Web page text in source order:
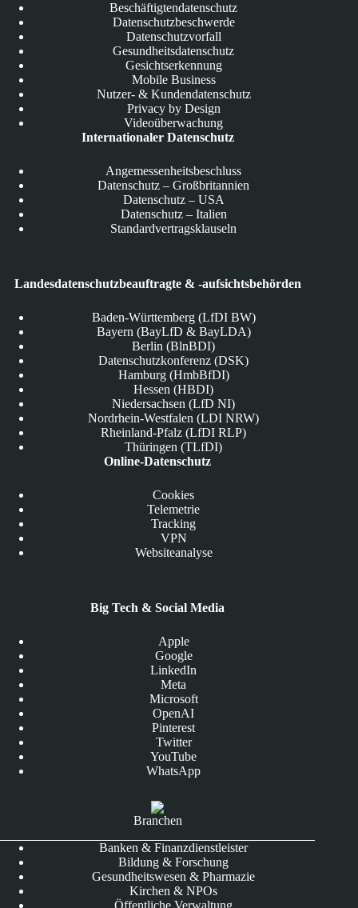
Beschäftigtendatenschutz
Datenschutzbeschwerde
Datenschutzvorfall
Gesundheitsdatenschutz
Gesichtserkennung
Mobile Business
Nutzer- & Kundendatenschutz
Privacy by Design
Videoüberwachung
Internationaler Datenschutz
Angemessenheitsbeschluss
Datenschutz – Großbritannien
Datenschutz – USA
Datenschutz – Italien
Standardvertragsklauseln
Landesdatenschutzbeauftragte & -aufsichtsbehörden
Baden-Württemberg (LfDI BW)
Bayern (BayLfD & BayLDA)
Berlin (BlnBDI)
Datenschutzkonferenz (DSK)
Hamburg (HmbBfDI)
Hessen (HBDI)
Niedersachsen (LfD NI)
Nordrhein-Westfalen (LDI NRW)
Rheinland-Pfalz (LfDI RLP)
Thüringen (TLfDI)
Online-Datenschutz
Cookies
Telemetrie
Tracking
VPN
Websiteanalyse
Big Tech & Social Media
Apple
Google
LinkedIn
Meta
Microsoft
OpenAI
Pinterest
Twitter
YouTube
WhatsApp
Branchen
Banken & Finanzdienstleister
Bildung & Forschung
Gesundheitswesen & Pharmazie
Kirchen & NPOs